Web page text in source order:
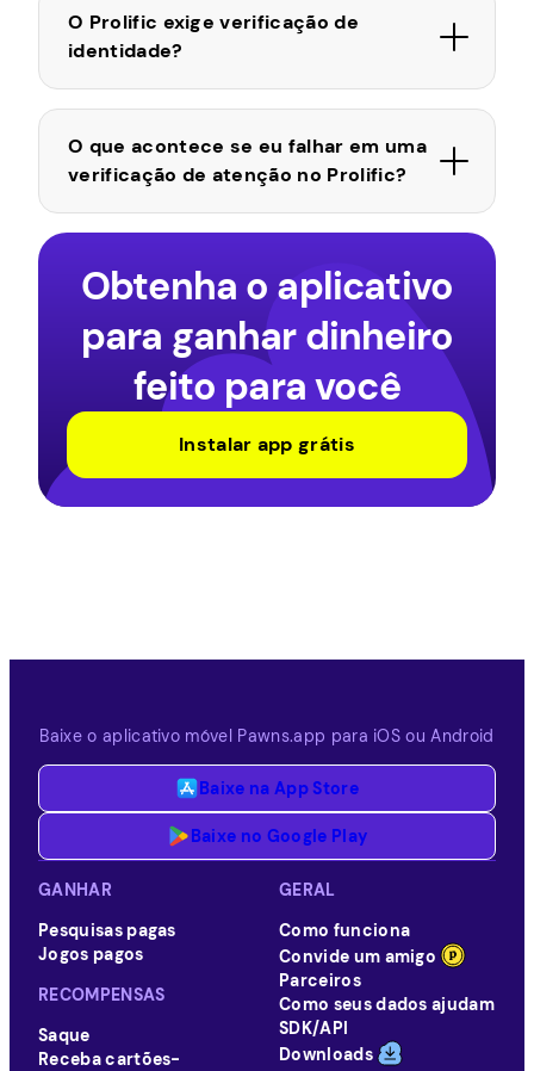
O Prolific exige verificação de
identidade?
O que acontece se eu falhar em uma
verificação de atenção no Prolific?
Obtenha o aplicativo
para ganhar dinheiro
feito para você
Instalar app grátis
Baixe o aplicativo móvel Pawns.app para iOS ou Android
Baixe na App Store
Baixe no Google Play
GANHAR
Pesquisas pagas
Jogos pagos
RECOMPENSAS
Saque
Receba cartões-
GERAL
Como funciona
Convide um amigo
Parceiros
Como seus dados ajudam
SDK/API
Downloads